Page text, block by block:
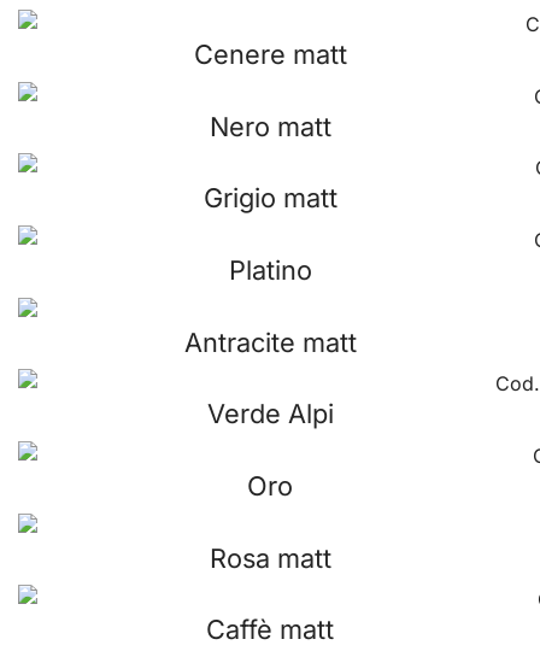
Cenere matt
Nero matt
Grigio matt
Platino
Antracite matt
Verde Alpi
Oro
Rosa matt
Caffè matt